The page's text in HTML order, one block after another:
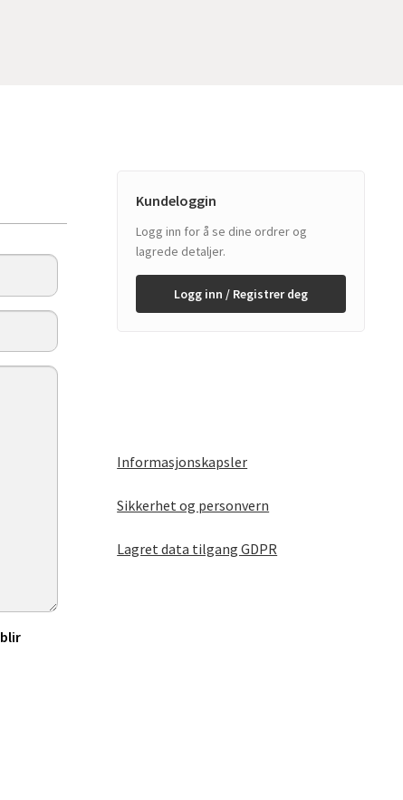
Kundeloggin
Logg inn for å se dine ordrer og
lagrede detaljer.
Logg inn / Registrer deg
Informasjonskapsler
Sikkerhet og personvern
Lagret data tilgang GDPR